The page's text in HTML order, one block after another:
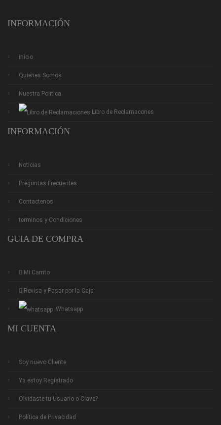
INFORMACIÓN
inicio
Quienes Somos
Nuestra Politica
Libro de Reclamacones
INFORMACIÓN
Noticias
Preguntas Frecuentes
Contactenos
terminos y Condiciones
GUIA DE COMPRA
Mi Carrito
Revisa y Pasar por la Caja
Whatsapp
MI CUENTA
Soy nuevo Cliente
Ya estoy Registrado
Olvidaste tu Usuario o Clave?
Política de Privacidad